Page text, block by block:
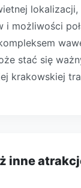
lokalizacji,
i możliwości
stać się
krakowskiej
inne